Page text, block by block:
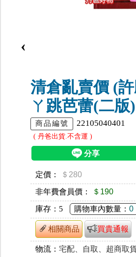
‹
清倉亂賣價 (
ㄚ跳芭蕾(二
商品編號 22105040401
( 丹爸出貨.不含運 )
定價： ＄280
非年費會員價： ＄190
庫存： 5 購物車內數量：0
相關商品 買貴通報
物流：宅配、自取、超商取